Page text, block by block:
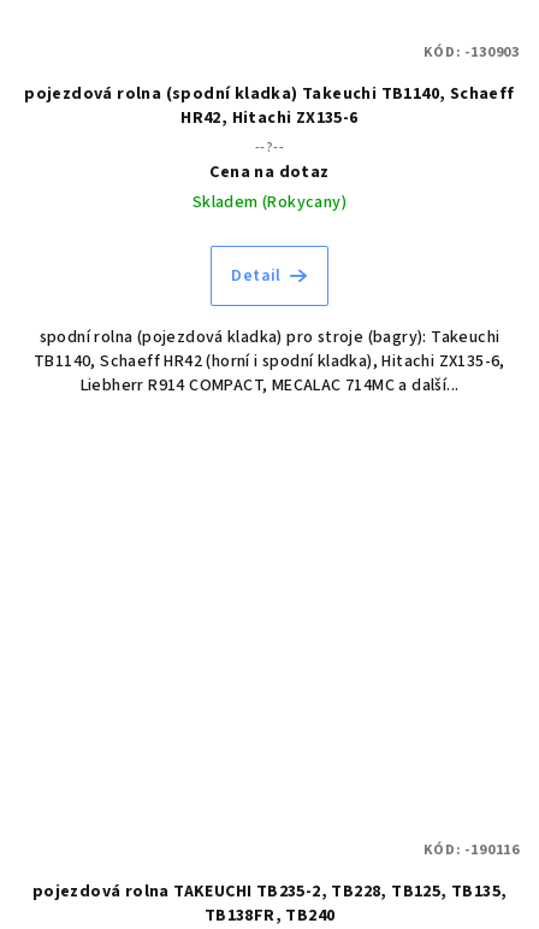
pojezdová rolna (spodní kladka) Takeuchi TB1140, Schaeff
HR42, Hitachi ZX135-6
--?--
Cena na dotaz
Skladem (Rokycany)
Detail
spodní rolna (pojezdová kladka) pro stroje (bagry): Takeuchi
TB1140, Schaeff HR42 (horní i spodní kladka), Hitachi ZX135-6,
Liebherr R914 COMPACT, MECALAC 714MC a další...
KÓD: -130903
pojezdová rolna TAKEUCHI TB235-2, TB228, TB125, TB135,
TB138FR, TB240
KÓD: -190116